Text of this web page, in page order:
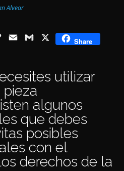
Alvear
Copy
Email GmailX Share
utilizar
algunos
que debes
posibles
con el
derechos de la